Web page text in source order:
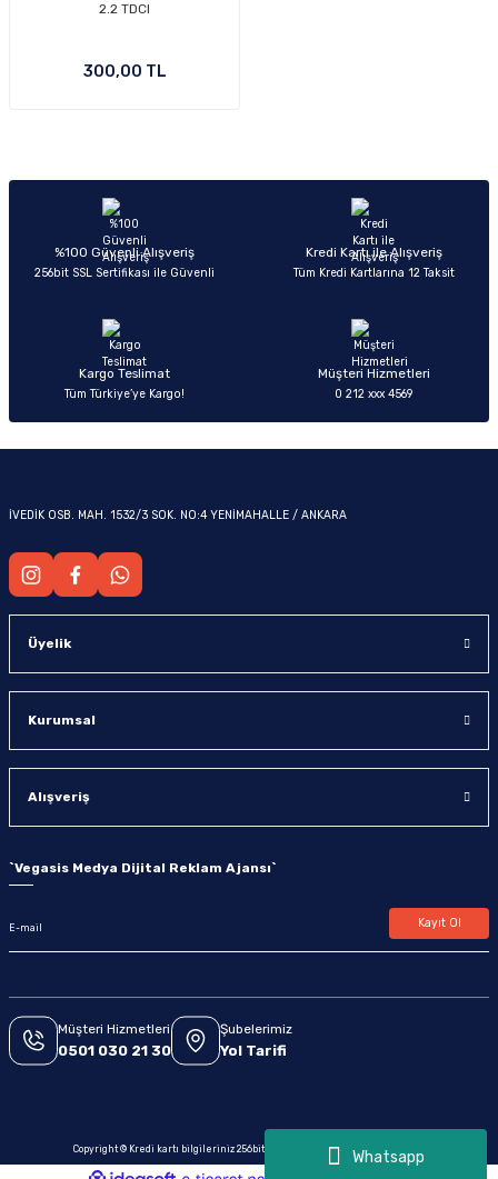
Whatsapp
2.2 TDCI
300,00 TL
%100 Güvenli Alışveriş
256bit SSL Sertifikası ile Güvenli
Kredi Kartı ile Alışveriş
Tüm Kredi Kartlarına 12 Taksit
Kargo Teslimat
Tüm Türkiye’ye Kargo!
Müşteri Hizmetleri
0 212 xxx 4569
İVEDİK OSB. MAH. 1532/3 SOK. NO:4 YENİMAHALLE / ANKARA
Üyelik
Kurumsal
Alışveriş
`Vegasis Medya Dijital Reklam Ajansı`
Kayıt Ol
Müşteri Hizmetleri
0501 030 21 30
Şubelerimiz
Yol Tarifi
Copyright © Kredi kartı bilgileriniz 256bit SSL sertifikası ile korunmaktadır.